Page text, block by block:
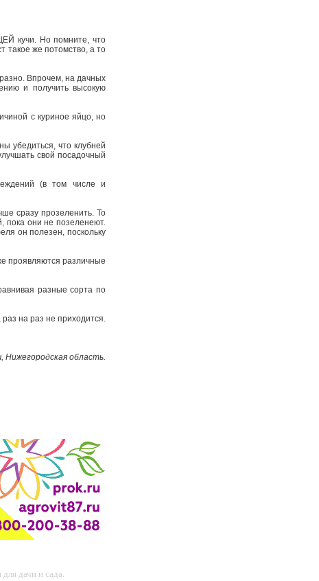
кучи. Но помните, что
такое же потомство, а то
Впрочем, на дачных
и получить высокую
с куриное яйцо, но
убедиться, что клубней
свой посадочный
(в том числе и
сразу прозеленить. То
пока они не позеленеют.
он полезен, поскольку
проявляются различные
разные сорта по
раз на раз не приходится.
Нижегородская область.
дачи и сада.